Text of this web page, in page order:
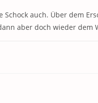
auch. Über dem
aber doch wieder dem